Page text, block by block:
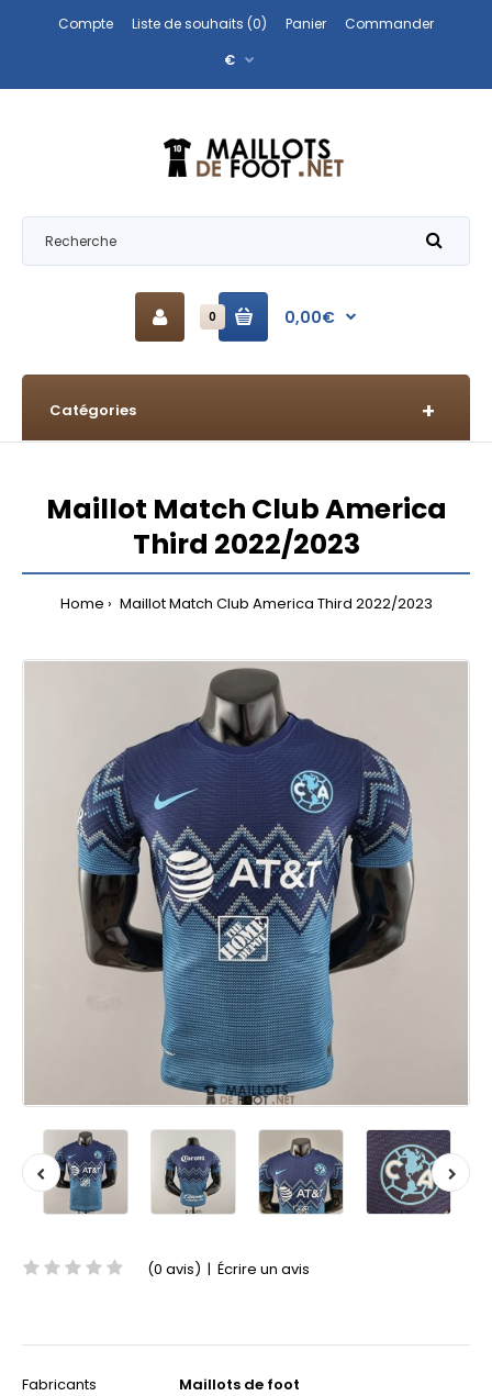
Compte Liste de souhaits (0) Panier
Commander
€
0 0,00€
Catégories
Maillot Match Club America
Third 2022/2023
Home Maillot Match Club America Third 2022/2023
(0 avis) | Écrire un avis
Fabricants
Maillots de foot